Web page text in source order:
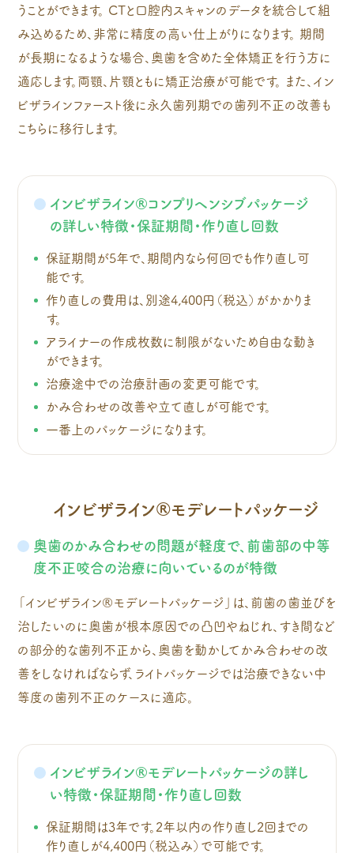
うことができます。 CTと口腔内スキャンのデータを統合して組
み込めるため、非常に精度の高い仕上がりになります。 期間
が長期になるような場合、奥歯を含めた全体矯正を行う方に
適応します。両顎、片顎ともに矯正治療が可能です。 また、イン
ビザラインファースト後に永久歯列期での歯列不正の改善も
こちらに移行します。
インビザライン®コンプリヘンシブパッケージ
の詳しい特徴・保証期間・作り直し回数
保証期間が5年で、期間内なら何回でも作り直し可
能です。
作り直しの費用は、別途4,400円（税込）がかかりま
す。
アライナーの作成枚数に制限がないため自由な動き
ができます。
治療途中での治療計画の変更可能です。
かみ合わせの改善や立て直しが可能です。
一番上のパッケージになります。
インビザライン®モデレートパッケージ
奥歯のかみ合わせの問題が軽度で、前歯部の中等
度不正咬合の治療に向いているのが特徴
「インビザライン®モデレートパッケージ」は、前歯の歯並びを
治したいのに奥歯が根本原因での凸凹やねじれ、すき間など
の部分的な歯列不正から、奥歯を動かしてかみ合わせの改
善をしなければならず、ライトパッケージでは治療できない中
等度の歯列不正のケースに適応。
インビザライン®モデレートパッケージの詳し
い特徴・保証期間・作り直し回数
保証期間は3年です。2年以内の作り直し2回までの
作り直しが4,400円（税込み）で可能です。